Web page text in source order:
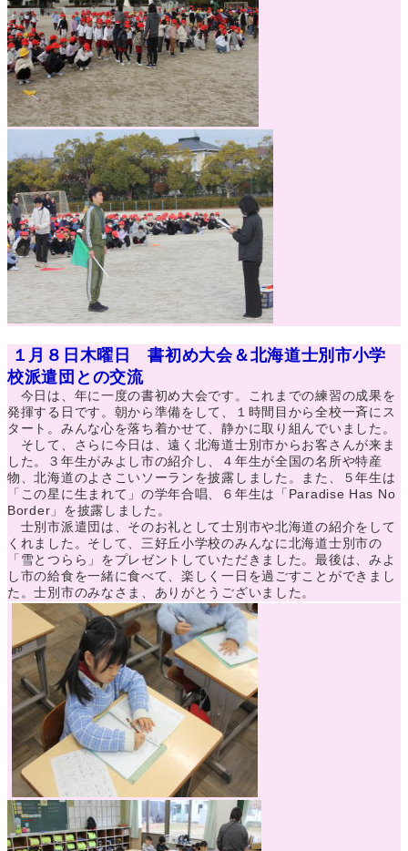
１月８日木曜日 書初め大会＆北海道士別市小学
校派遣団との交流
今日は、年に一度の書初め大会です。これまでの練習の成果を
発揮する日です。朝から準備をして、１時間目から全校一斉にス
タート。みんな心を落ち着かせて、静かに取り組んでいました。
そして、さらに今日は、遠く北海道士別市からお客さんが来ま
した。３年生がみよし市の紹介し、４年生が全国の名所や特産
物、北海道のよさこいソーランを披露しました。また、５年生は
「この星に生まれて」の学年合唱、６年生は「Paradise Has No
Border」を披露しました。
士別市派遣団は、そのお礼として士別市や北海道の紹介をして
くれました。そして、三好丘小学校のみんなに北海道士別市の
「雪とつらら」をプレゼントしていただきました。最後は、みよ
し市の給食を一緒に食べて、楽しく一日を過ごすことができまし
た。士別市のみなさま、ありがとうございました。